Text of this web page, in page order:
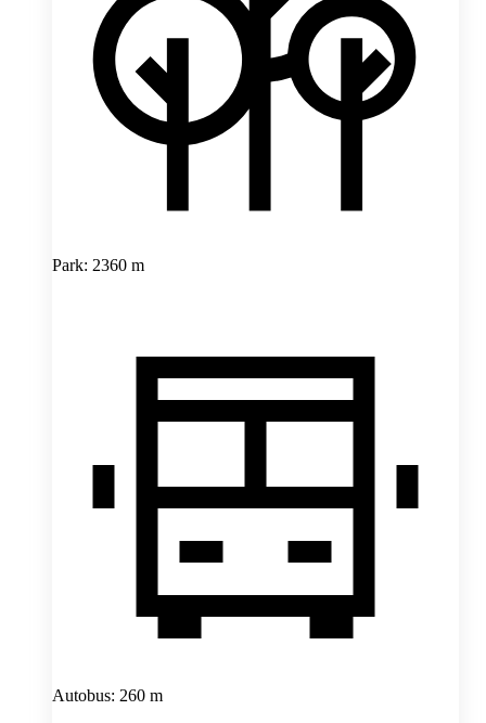
Park: 2360 m
Autobus: 260 m